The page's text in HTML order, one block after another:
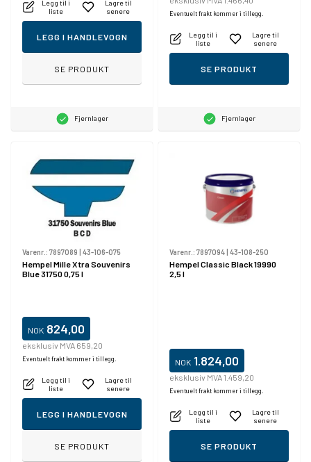
Legg til i
liste
Lagre til
senere
LEGG I HANDLEVOGN
SE PRODUKT
Fjernlager
Eventuelt frakt kommer i tillegg.
Legg til i
liste
Lagre til
senere
SE PRODUKT
Fjernlager
Varenr.: 7897089 43-106-075
Hempel Mille Xtra Souvenirs
Blue 31750 0,75 l
NOK 824,00
eksklusiv MVA 659,20
Eventuelt frakt kommer i tillegg.
Legg til i
liste
Lagre til
senere
LEGG I HANDLEVOGN
SE PRODUKT
Varenr.: 7897094 43-108-250
Hempel Classic Black 19990
2,5 l
NOK 1.824,00
eksklusiv MVA 1.459,20
Eventuelt frakt kommer i tillegg.
Legg til i
liste
Lagre til
senere
SE PRODUKT